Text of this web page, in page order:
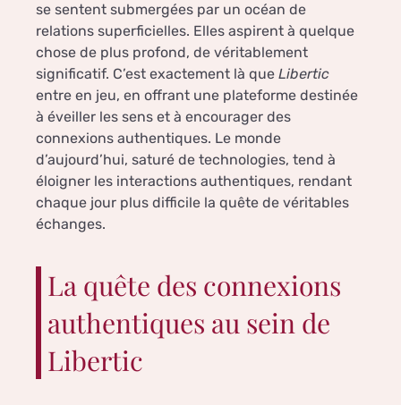
se sentent submergées par un océan de
relations superficielles. Elles aspirent à quelque
chose de plus profond, de véritablement
significatif. C’est exactement là que Libertic
entre en jeu, en offrant une plateforme destinée
à éveiller les sens et à encourager des
connexions authentiques. Le monde
d’aujourd’hui, saturé de technologies, tend à
éloigner les interactions authentiques, rendant
chaque jour plus difficile la quête de véritables
échanges.
La quête des connexions
authentiques au sein de
Libertic